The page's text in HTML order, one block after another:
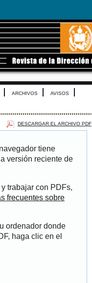
ARCHIVOS AVISOS
DESCARGAR EL ARCHIVO PDF
tiene
versión reciente de
trabajar con PDFs,
frecuentes sobre
ordenador donde
haga clic en el